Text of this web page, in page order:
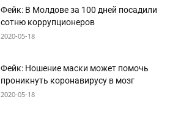
Фейк: В Молдове за 100 дней посадили
сотню коррупционеров
2020-05-18
Фейк: Ношение маски может помочь
проникнуть коронавирусу в мозг
2020-05-18